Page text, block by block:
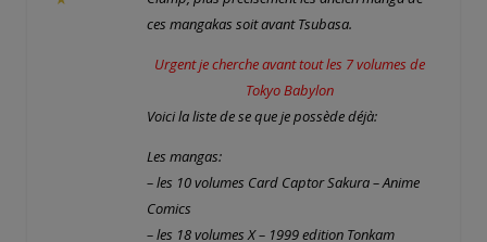
ces mangakas soit avant Tsubasa.
Urgent je cherche avant tout les 7 volumes de
Tokyo Babylon
Voici la liste de se que je possède déjà:
Les mangas:
– les 10 volumes Card Captor Sakura – Anime
Comics
– les 18 volumes X – 1999 edition Tonkam